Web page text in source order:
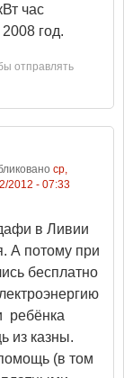
час
год.
отправлять
ср,
2012 - 07:33
в Ливии
А потому при
бесплатно
ребёнка
из казны.
(в том